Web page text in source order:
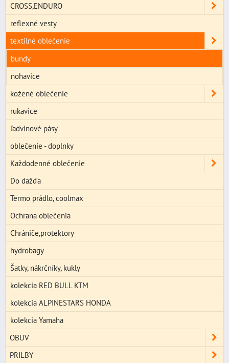
CROSS,ENDURO
reflexné vesty
textilné oblečenie
bundy
nohavice
kožené oblečenie
rukavice
ľadvinové pásy
oblečenie - doplnky
Každodenné oblečenie
Do dažďa
Termo prádlo, coolmax
Ochrana oblečenia
Chrániče,protektory
hydrobagy
Šatky, nákrčníky, kukly
kolekcia RED BULL KTM
kolekcia ALPINESTARS HONDA
kolekcia Yamaha
OBUV
PRILBY